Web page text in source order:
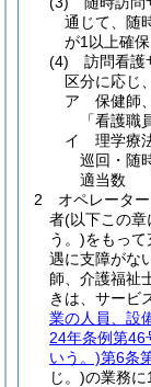
通じて、随
が1以上確
(4)
訪問看
区分に応じ
ア
保健師
「看護職
イ
理学療
巡回・随
適当数
2
オペレータ
者(以下この章
う。)をもって
遇に支障がな
師、介護福祉
きは、サービ
業の人員、設
24年条例第46
いう。)第6条
じ。)の業務に